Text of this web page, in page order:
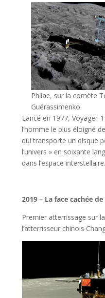
Philae, sur la comète
Guérassimenko
Lancé en 1977, Voyager-
l’homme le plus éloigné
qui transporte un disque
l’univers » en soixante
dans l’espace interstellaire.
2019 – La face cachée
Premier atterrissage sur
l’atterrisseur chinois